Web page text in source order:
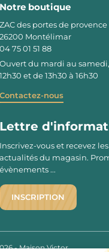
Notre boutique
ZAC des portes de provence
26200 Montélimar
04 75 01 51 88
Ouvert du mardi au
12h30 et de 13h30 à 16h30
Contactez-nous
Lettre
Inscrivez-vous et recevez
actualités du magasin.
évènements ...
INSCRIPTION
- Maison Victor